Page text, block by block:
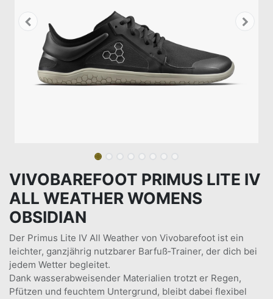
VIVOBAREFOOT PRIMUS LITE IV
ALL WEATHER WOMENS
OBSIDIAN
Der Primus Lite IV All Weather von Vivobarefoot ist ein
leichter, ganzjährig nutzbarer Barfuß‑Trainer, der dich bei
jedem Wetter begleitet.
Dank wasserabweisender Materialien trotzt er Regen,
Pfützen und feuchtem Untergrund, bleibt dabei flexibel